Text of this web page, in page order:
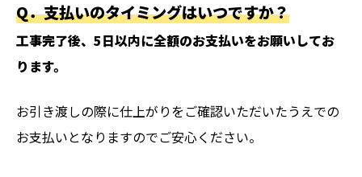
Q．支払いのタイミングはいつですか？
工事完了後、5日以内に全額のお支払いをお願いしてお
ります。
お引き渡しの際に仕上がりをご確認いただいたうえでの
お支払いとなりますのでご安心ください。